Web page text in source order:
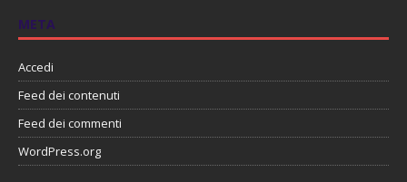
META
Accedi
Feed dei contenuti
Feed dei commenti
WordPress.org